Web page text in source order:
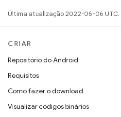
Última atualização 2022-06-06 UTC.
CRIAR
Repositório do Android
Requisitos
Como fazer o download
Visualizar códigos binários